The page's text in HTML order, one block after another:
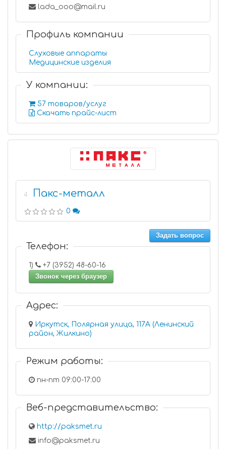
lada_ooo@mail.ru
Профиль компании
Слуховые аппараты
Медицинские изделия
У компании:
57 товаров/услуг
Скачать прайс-лист
4 Пакс-металл
0
Задать вопрос
Телефон:
1)
+7 (3952) 48-60-16
Звонок через браузер
Адрес:
Иркутск, Полярная улица, 117А (Ленинский
район, Жилкино)
Режим работы:
пн-пт 09:00-17:00
Веб-представительство:
http://paksmet.ru
info@paksmet.ru